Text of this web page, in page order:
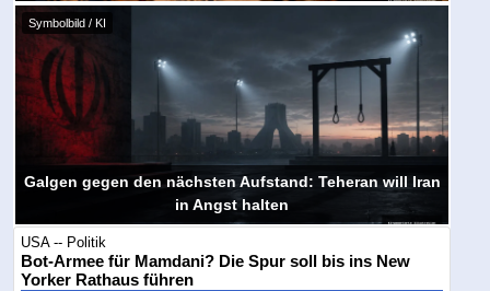
Symbolbild / KI
Galgen gegen den nächsten Aufstand: Teheran will Iran
in Angst halten
USA -- Politik
Bot-Armee für Mamdani? Die Spur soll bis ins New
Yorker Rathaus führen